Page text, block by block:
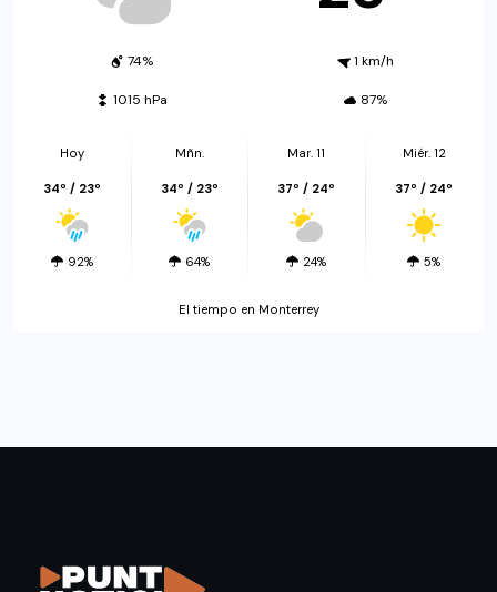
74% 1 km/h
1015 hPa 87%
Hoy
34º / 23º
92%
Mñn.
34º / 23º
64%
Mar. 11
37º / 24º
24%
Miér. 12
37º / 24º
5%
El tiempo en Monterrey